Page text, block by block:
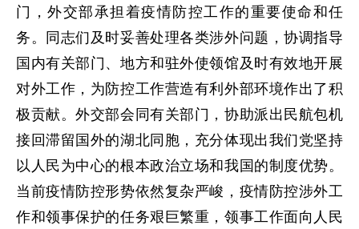
门，外交部承担着疫情防控工作的重要使命和任
务。同志们及时妥善处理各类涉外问题，协调指导
国内有关部门、地方和驻外使领馆及时有效地开展
对外工作，为防控工作营造有利外部环境作出了积
极贡献。外交部会同有关部门，协助派出民航包机
接回滞留国外的湖北同胞，充分体现出我们党坚持
以人民为中心的根本政治立场和我国的制度优势。
当前疫情防控形势依然复杂严峻，疫情防控涉外工
作和领事保护的任务艰巨繁重，领事工作面向人民